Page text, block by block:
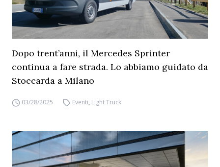
Dopo trent’anni, il Mercedes Sprinter
continua a fare strada. Lo abbiamo guidato da
Stoccarda a Milano
03/28/2025 Eventi, Light Truck